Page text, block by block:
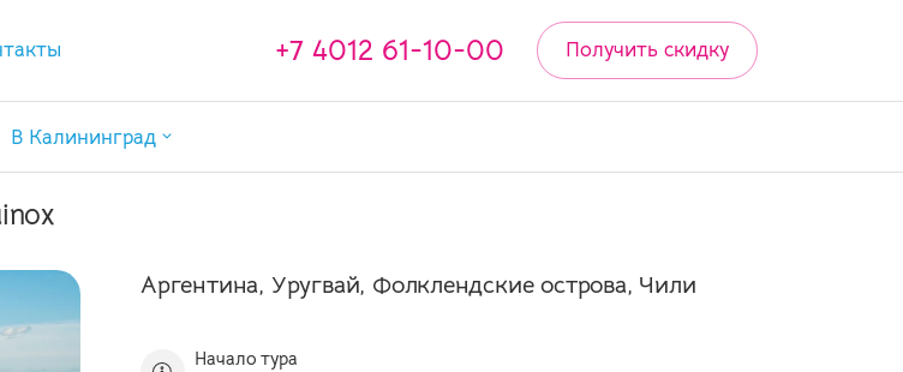
+7 4012 61-10-00 Получить скидку
В Калининград
Туры в Калининград с перелетом
Отели в Калининградской области
Аргентина, Уругвай, Фолклендские острова, Чили
Начало тура